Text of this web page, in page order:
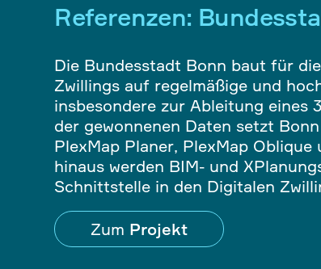
Referenzen:
Die Bundesstadt Bonn baut für
Zwillings auf regelmäßige und
insbesondere zur Ableitung eines
der gewonnenen Daten setzt
PlexMap Planer, PlexMap
hinaus werden BIM- und
Schnittstelle in den Digitalen
Zum Projekt